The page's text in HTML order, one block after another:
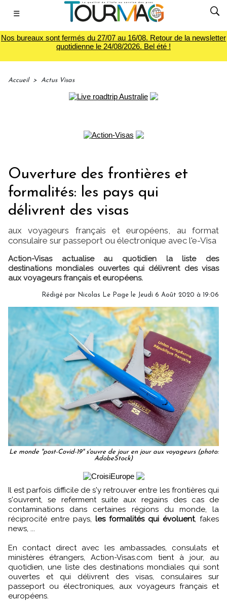
☰
Nos bureaux sont fermés du 27/07 au 16/08. Retour de la newsletter
quotidienne le 24/08/2026. Bel été !
Accueil > Actus Visas
Ouverture des frontières et
formalités: les pays qui
délivrent des visas
aux voyageurs français et européens, au format
consulaire sur passeport ou électronique avec l'e-Visa
Action-Visas actualise au quotidien la liste des
destinations mondiales ouvertes qui délivrent des visas
aux voyageurs français et européens.
Rédigé par Nicolas Le Page le Jeudi 6 Août 2020 à 19:06
Le monde "post-Covid-19" s'ouvre de jour en jour aux voyageurs (photo:
AdobeStock)
Il est parfois difficile de s'y retrouver entre les frontières qui
s'ouvrent, se referment suite aux regains des cas de
contaminations dans certaines régions du monde, la
réciprocité entre pays, les formalités qui évoluent, fakes
news, ...
En contact direct avec les ambassades, consulats et
ministères étrangers, Action-Visas.com tient à jour, au
quotidien, une liste des destinations mondiales qui sont
ouvertes et qui délivrent des visas, consulaires sur
passeport ou électroniques, aux voyageurs français et
européens.